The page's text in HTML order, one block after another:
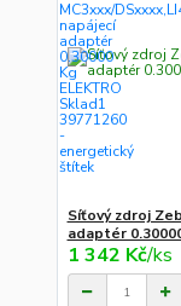
Síťový zdroj
adaptér
1 342 Kč/ks